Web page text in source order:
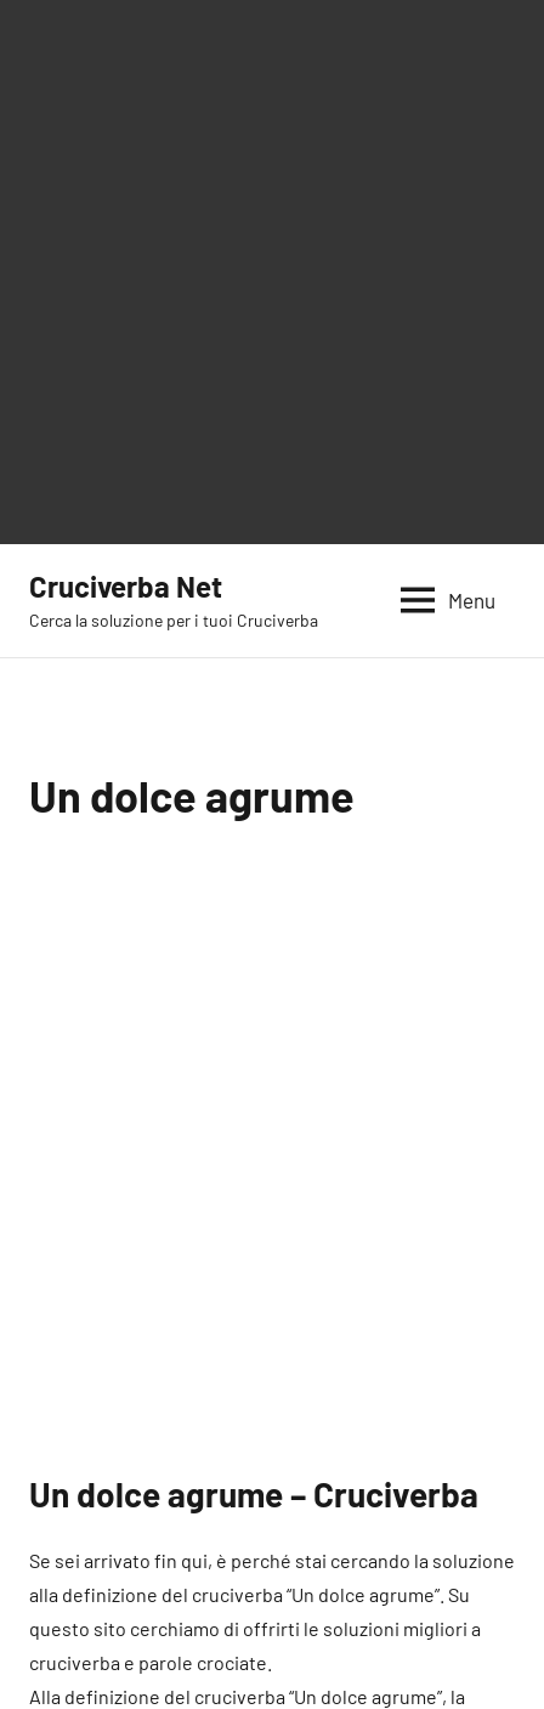
contenuto
Cruciverba Net
Cerca la soluzione per i tuoi Cruciverba
Menu
Un dolce agrume
Un dolce agrume – Cruciverba
Se sei arrivato fin qui, è perché stai cercando la soluzione
alla definizione del cruciverba “Un dolce agrume”. Su
questo sito cerchiamo di offrirti le soluzioni migliori a
cruciverba e parole crociate.
Alla definizione del cruciverba “Un dolce agrume”, la